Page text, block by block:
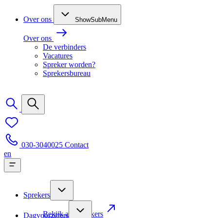
Over ons ShowSubMenu
Over ons
De verbinders
Vacatures
Spreker worden?
Sprekersbureau
030-3040025 Contact
en
Sprekers
Bekijk alle sprekers
Dagvoorzitters